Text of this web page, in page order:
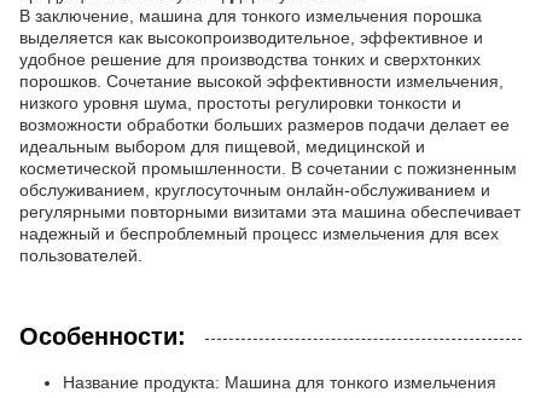
В заключение, машина для тонкого измельчения порошка
выделяется как высокопроизводительное, эффективное и
удобное решение для производства тонких и сверхтонких
порошков. Сочетание высокой эффективности измельчения,
низкого уровня шума, простоты регулировки тонкости и
возможности обработки больших размеров подачи делает ее
идеальным выбором для пищевой, медицинской и
косметической промышленности. В сочетании с пожизненным
обслуживанием, круглосуточным онлайн-обслуживанием и
регулярными повторными визитами эта машина обеспечивает
надежный и беспроблемный процесс измельчения для всех
пользователей.
Особенности:
Название продукта: Машина для тонкого измельчения